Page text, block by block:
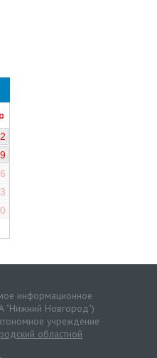
2
9
информационное
"Нижний Новгород")
учреждение
областной